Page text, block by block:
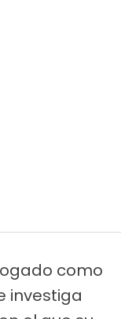
como
investiga